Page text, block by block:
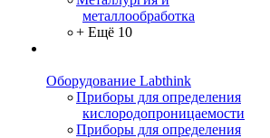
металлообработка
+ Ещё 10
Оборудование Labthink
Приборы для определения
кислородопроницаемости
Приборы для определения